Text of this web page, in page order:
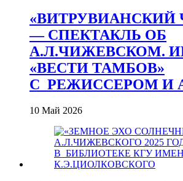
«ВИТРУВИАНСКИЙ
— СПЕКТАКЛЬ ОБ
А.Л.ЧИЖЕВСКОМ.
«ВЕСТИ ТАМБОВ»
С_РЕЖИССЕРОМ И
10 Май 2026